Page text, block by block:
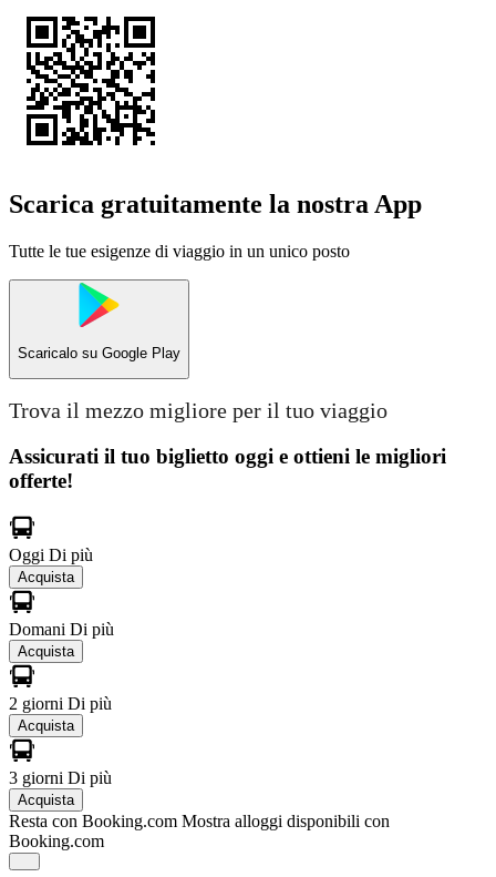
Scarica gratuitamente la nostra App
Tutte le tue esigenze di viaggio in un unico posto
Scaricalo su Google Play
Trova il mezzo migliore per il tuo viaggio
Assicurati il ​​tuo biglietto oggi e ottieni le migliori
offerte!
Oggi Di più
Acquista
Domani Di più
Acquista
2 giorni Di più
Acquista
3 giorni Di più
Acquista
Resta con Booking.com Mostra alloggi disponibili con
Booking.com